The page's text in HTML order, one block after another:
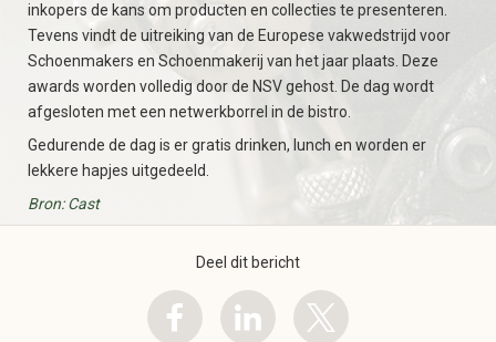
inkopers de kans om producten en collecties te presenteren.
Tevens vindt de uitreiking van de Europese vakwedstrijd voor
Schoenmakers en Schoenmakerij van het jaar plaats. Deze
awards worden volledig door de NSV gehost. De dag wordt
afgesloten met een netwerkborrel in de bistro.
Gedurende de dag is er gratis drinken, lunch en worden er
lekkere hapjes uitgedeeld.
Bron: Cast
Deel dit bericht